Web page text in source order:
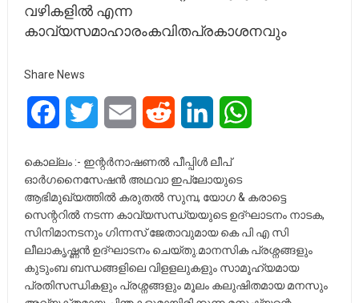
വഴികളിൽ എന്ന
കാവ്യസമാഹാരംകവിതപ്രകാശനവും
Share News
FacebookTwitter Email Reddit LinkedIn
കൊല്ലം :- ഇന്റർനാഷണൽ പീപ്പിൾ ലീപ്
ഓർഗനൈസേഷൻ അഥവാ ഇപ്ലോയുടെ
ആഭിമുഖ്യത്തിൽ കരുതൽ സുമ്പ, യോഗ & കരാട്ടെ
സെന്ററിൽ നടന്ന കാവ്യസന്ധ്യയുടെ ഉദ്ഘാടനം നാടക,
സിനിമാനടനും ഗിന്നസ് ജേതാവുമായ കെ പി എ സി
ലീലാകൃഷ്ണൻ ഉദ്ഘാടനം ചെയ്തു.മാനസിക പ്രശ്നങ്ങളും
കുടുംബ ബന്ധങ്ങളിലെ വിളളലുകളും സാമൂഹ്യമായ
പ്രതിസന്ധികളും പ്രശ്നങ്ങളും മൂലം കലുഷിതമായ മനസും